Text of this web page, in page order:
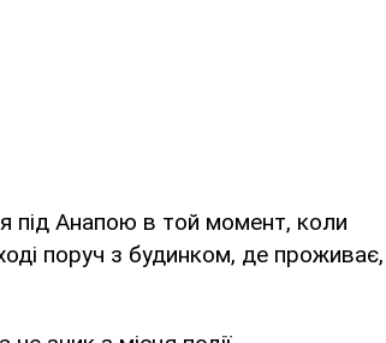
під Анапою в той момент, коли
поруч з будинком, де проживає,